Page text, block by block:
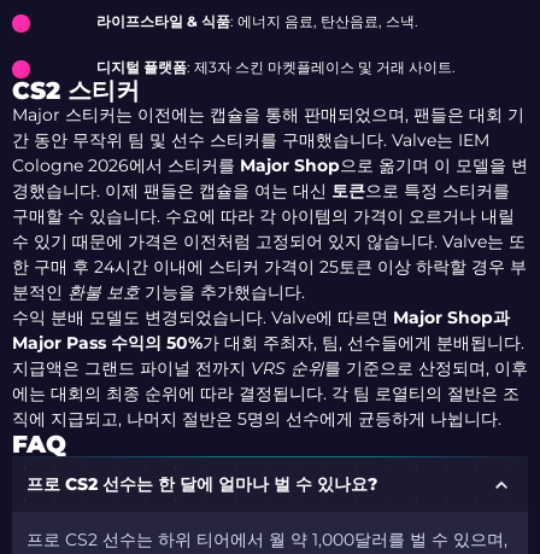
라이프스타일 & 식품: 에너지 음료, 탄산음료, 스낵.
디지털 플랫폼: 제3자 스킨 마켓플레이스 및 거래 사이트.
CS2 스티커
Major 스티커는 이전에는 캡슐을 통해 판매되었으며, 팬들은 대회 기
간 동안 무작위 팀 및 선수 스티커를 구매했습니다. Valve는 IEM
Cologne 2026에서 스티커를 Major Shop으로 옮기며 이 모델을 변
경했습니다. 이제 팬들은 캡슐을 여는 대신 토큰으로 특정 스티커를
구매할 수 있습니다. 수요에 따라 각 아이템의 가격이 오르거나 내릴
수 있기 때문에 가격은 이전처럼 고정되어 있지 않습니다. Valve는 또
한 구매 후 24시간 이내에 스티커 가격이 25토큰 이상 하락할 경우 부
분적인 환불 보호기능을 추가했습니다.
수익 분배 모델도 변경되었습니다. Valve에 따르면 Major Shop과
Major Pass 수익의 50%가 대회 주최자, 팀, 선수들에게 분배됩니다.
지급액은 그랜드 파이널 전까지 VRS 순위를 기준으로 산정되며, 이후
에는 대회의 최종 순위에 따라 결정됩니다. 각 팀 로열티의 절반은 조
직에 지급되고, 나머지 절반은 5명의 선수에게 균등하게 나뉩니다.
FAQ
프로 CS2 선수는 한 달에 얼마나 벌 수 있나요?
프로 CS2 선수는 하위 티어에서 월 약 1,000달러를 벌 수 있으며,